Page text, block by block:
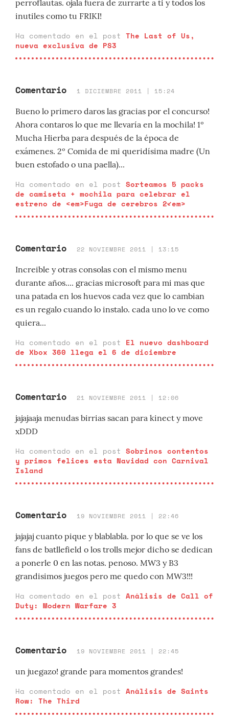
perroflautas. ojala fuera de zurrarte a ti y todos los
inutiles como tu FRIKI!
Ha comentado en el post The Last of Us,
nueva exclusiva de PS3
Comentario 1 DICIEMBRE 2011 | 15:24
Bueno lo primero daros las gracias por el concurso!
Ahora contaros lo que me llevaría en la mochila! 1º
Mucha Hierba para después de la época de
exámenes. 2º Comida de mi queridísima madre (Un
buen estofado o una paella)...
Ha comentado en el post Sorteamos 5 packs
de camiseta + mochila para celebrar el
estreno de <em>Fuga de cerebros 2</em>
Comentario 22 NOVIEMBRE 2011 | 13:15
Increible y otras consolas con el mismo menu
durante años.... gracias microsoft para mi mas que
una patada en los huevos cada vez que lo cambian
es un regalo cuando lo instalo. cada uno lo ve como
quiera...
Ha comentado en el post El nuevo dashboard
de Xbox 360 llega el 6 de diciembre
Comentario 21 NOVIEMBRE 2011 | 12:06
jajajaaja menudas birrias sacan para kinect y move
xDDD
Ha comentado en el post Sobrinos contentos
y primos felices esta Navidad con Carnival
Island
Comentario 19 NOVIEMBRE 2011 | 22:46
jajajaj cuanto pique y blablabla. por lo que se ve los
fans de batllefield o los trolls mejor dicho se dedican
a ponerle 0 en las notas. penoso. MW3 y B3
grandisimos juegos pero me quedo con MW3!!!
Ha comentado en el post Análisis de Call of
Duty: Modern Warfare 3
Comentario 19 NOVIEMBRE 2011 | 22:45
un juegazo! grande para momentos grandes!
Ha comentado en el post Análisis de Saints
Row: The Third